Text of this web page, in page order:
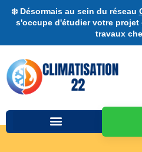
❄️ Désormais au sein du réseau
s'occupe d'étudier votre
travaux